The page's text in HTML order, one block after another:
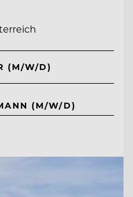
(M/W/D)
(M/W/D)